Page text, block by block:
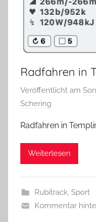
Radfahren in
Veröffentlicht am
Schering
Radfahren in
Weiterlesen
Rubitrack, Sport
Kommentar